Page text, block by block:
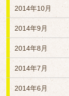
2014年10月
2014年9月
2014年8月
2014年7月
2014年6月